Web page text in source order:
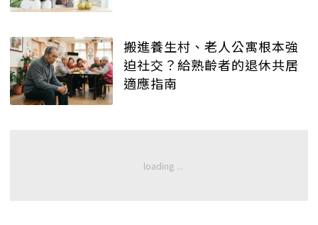
搬進養生村、老人公寓根本強
迫社交？給熟齡者的退休共居
適應指南